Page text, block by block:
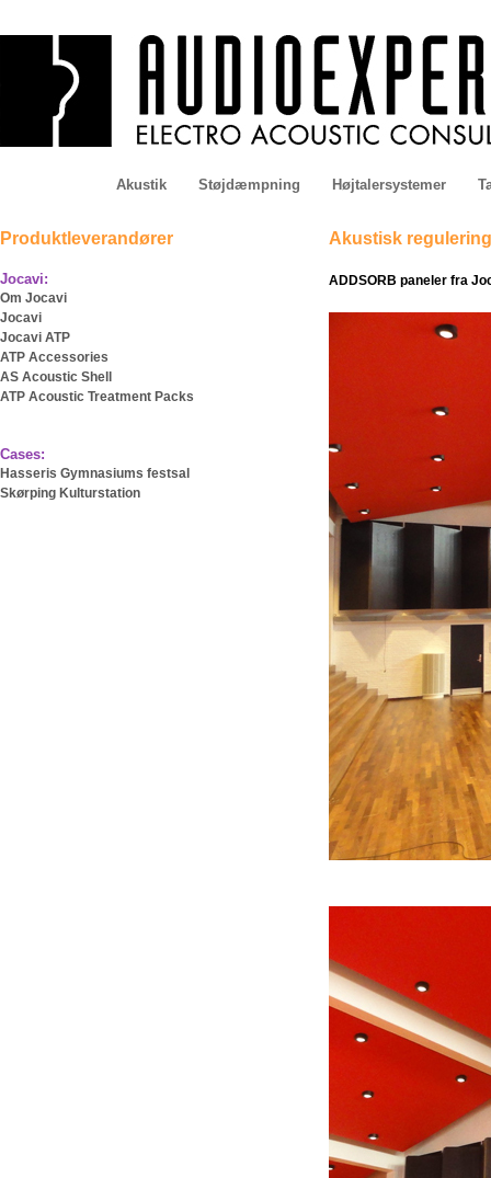
Produktleverandører
Jocavi:
Om Jocavi
Jocavi
Jocavi ATP
ATP Accessories
AS Acoustic Shell
ATP Acoustic Treatment Packs
Cases:
Hasseris Gymnasiums festsal
Skørping Kulturstation
Akustisk
ADDSORB paneler fra
Akustik Støjdæmpning Højtalersystemer